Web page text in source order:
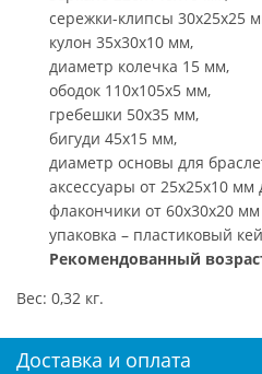
сережки-клипсы 30х25х25
кулон 35х30х10 мм,
диаметр колечка 15 мм,
ободок 110х105х5 мм,
гребешки 50х35 мм,
бигуди 45х15 мм,
диаметр основы для
аксессуары от 25х25х10 мм
флакончики от 60х30х20
упаковка – пластиковый
Рекомендованный
Вес: 0,32 кг.
Доставка и оплата